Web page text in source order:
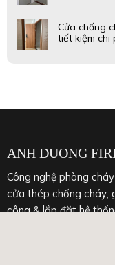
Cửa chống
tiết kiệm chi
ANH DUONG
Công nghệ phòng
cửa thép chống cháy;
công & lắp đặt hệ